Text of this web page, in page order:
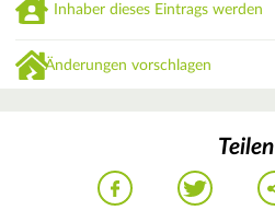
Inhaber dieses Eintrags werden
Änderungen vorschlagen
Teilen